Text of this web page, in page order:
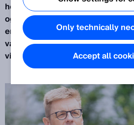
holder SICK balancen mellem
og de lokale knudepunkter?
en virksomheds globalisering
værdier? Og hvordan
virksomhedskulturen den
Only technically
Accept all